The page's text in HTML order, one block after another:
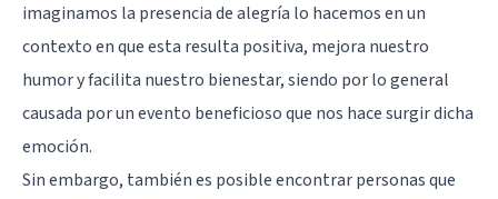
imaginamos la presencia de alegría lo hacemos en un
contexto en que esta resulta positiva, mejora nuestro
humor y facilita nuestro bienestar, siendo por lo general
causada por un evento beneficioso que nos hace surgir dicha
emoción.
Sin embargo, también es posible encontrar personas que